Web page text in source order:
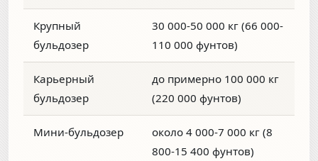
Крупный
бульдозер
30 000-50 000 кг (66 000-
110 000 фунтов)
Карьерный
бульдозер
до примерно 100 000 кг
(220 000 фунтов)
Мини-бульдозер
около 4 000-7 000 кг (8
800-15 400 фунтов)